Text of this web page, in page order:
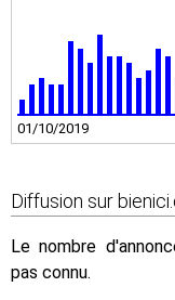
01/10/2019
Diffusion sur
Le nombre
pas connu.